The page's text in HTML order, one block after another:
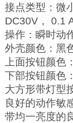
接点类型：微
DC30V， 0.1
操作：瞬时动
外壳颜色：黑
上面按钮颜色
下部按钮颜色
大方形带灯型
良好的动作敏
带均一亮度的